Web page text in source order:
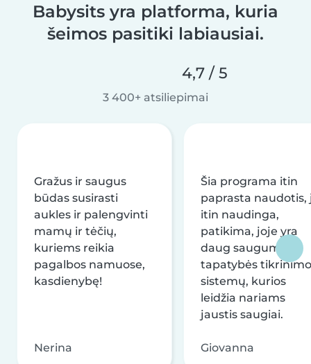
Babysits yra platforma, kuria
šeimos pasitiki labiausiai.
4,7 / 5
3 400+ atsiliepimai
Gražus ir saugus
būdas susirasti
aukles ir palengvinti
mamų ir tėčių,
kuriems reikia
pagalbos namuose,
kasdienybę!
Nerina
Šia programa itin
paprasta naudotis,
itin naudinga,
patikima, joje yra
daug saugumo ir
tapatybės tikrinimo
sistemų, kurios
leidžia nariams
jaustis saugiai.
Giovanna